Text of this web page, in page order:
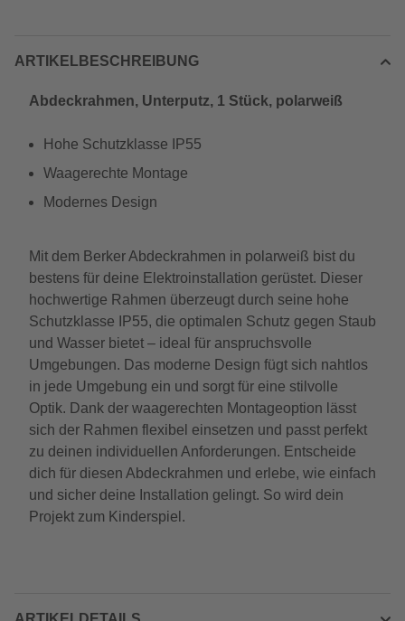
ARTIKELBESCHREIBUNG
Abdeckrahmen, Unterputz, 1 Stück, polarweiß
Hohe Schutzklasse IP55
Waagerechte Montage
Modernes Design
Mit dem Berker Abdeckrahmen in polarweiß bist du
bestens für deine Elektroinstallation gerüstet. Dieser
hochwertige Rahmen überzeugt durch seine hohe
Schutzklasse IP55, die optimalen Schutz gegen Staub
und Wasser bietet – ideal für anspruchsvolle
Umgebungen. Das moderne Design fügt sich nahtlos
in jede Umgebung ein und sorgt für eine stilvolle
Optik. Dank der waagerechten Montageoption lässt
sich der Rahmen flexibel einsetzen und passt perfekt
zu deinen individuellen Anforderungen. Entscheide
dich für diesen Abdeckrahmen und erlebe, wie einfach
und sicher deine Installation gelingt. So wird dein
Projekt zum Kinderspiel.